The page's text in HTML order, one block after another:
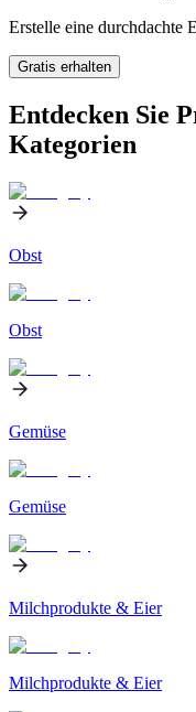
Erstelle eine durchdachte
Gratis erhalten
Entdecken Sie
Kategorien
Obst
Obst
Gemüse
Gemüse
Milchprodukte & Eier
Milchprodukte & Eier